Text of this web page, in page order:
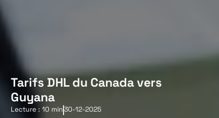
Tarifs DHL du Canada vers
Guyana
Lecture : 10 min30-12-2025